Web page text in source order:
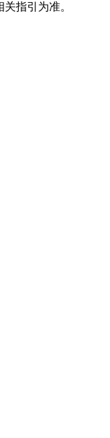
指引为准。